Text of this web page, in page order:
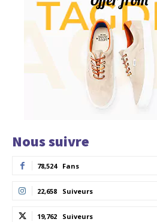
Nous suivre
78,524 Fans
22,658 Suiveurs
19,762 Suiveurs